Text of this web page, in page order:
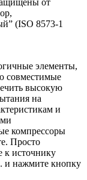
(ISO 8573-1
элементы,
совместимые
высокую
на
и
компрессоры
Просто
к источнику
и нажмите кнопку